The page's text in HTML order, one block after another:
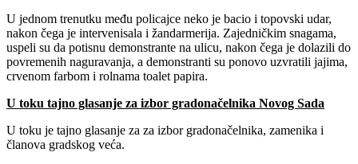
U jednom trenutku među policajce neko je bacio i topovski udar,
nakon čega je intervenisala i žandarmerija. Zajedničkim snagama,
uspeli su da potisnu demonstrante na ulicu, nakon čega je dolazili do
povremenih naguravanja, a demonstranti su ponovo uzvratili jajima,
crvenom farbom i rolnama toalet papira.
U toku tajno glasanje za izbor gradonačelnika Novog Sada
U toku je tajno glasanje za za izbor gradonačelnika, zamenika i
članova gradskog veća.